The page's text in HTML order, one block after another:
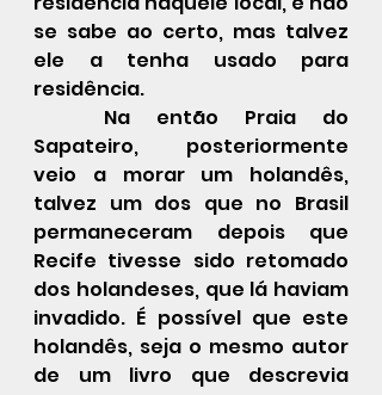
se sabe ao certo, mas talvez
ele a tenha usado para
residência.
Sapateiro, posteriormente
veio a morar um holandês,
talvez um dos que no Brasil
permaneceram depois que
Recife tivesse sido retomado
dos holandeses, que lá haviam
invadido. É possível que este
holandês, seja o mesmo autor
de um livro que descrevia